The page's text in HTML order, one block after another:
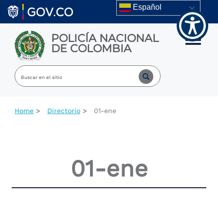
Skip to main content Español
POLICÍA NACIONAL
DE COLOMBIA Toggle
Home Directorio 01-ene
01-ene